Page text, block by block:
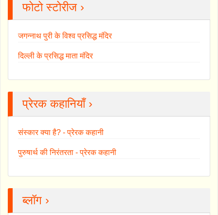
फोटो स्टोरीज ›
जगन्नाथ पुरी के विश्व प्रसिद्ध मंदिर
दिल्ली के प्रसिद्ध माता मंदिर
प्रेरक कहानियाँ ›
संस्कार क्या है? - प्रेरक कहानी
पुरुषार्थ की निरंतरता - प्रेरक कहानी
ब्लॉग ›